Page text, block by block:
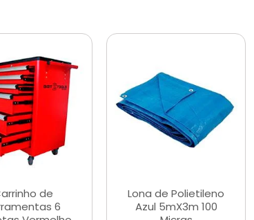
de
6
Lona de Polietileno
Azul 5mX3m 100